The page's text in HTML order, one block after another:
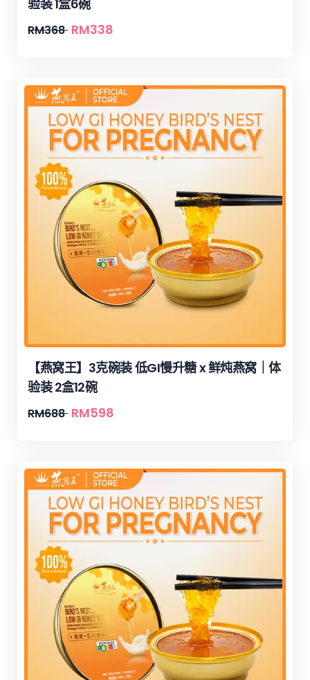
验装 1盒6碗
RM368 RM338
【燕窝王】3克碗装 低GI慢升糖 x 鲜炖燕窝｜体
验装 2盒12碗
RM688 RM598